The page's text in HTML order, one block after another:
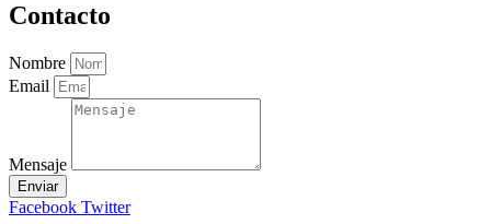
Contacto
Nombre
Email
Mensaje
Enviar
Facebook Twitter